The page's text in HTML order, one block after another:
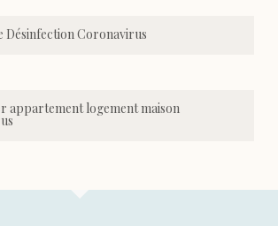
Désinfection Coronavirus
appartement logement maison